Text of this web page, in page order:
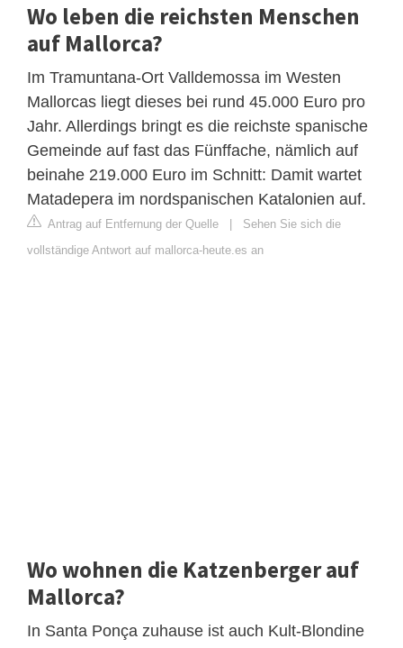
Wo leben die reichsten Menschen
auf Mallorca?
Im Tramuntana-Ort Valldemossa im Westen
Mallorcas liegt dieses bei rund 45.000 Euro pro
Jahr. Allerdings bringt es die reichste spanische
Gemeinde auf fast das Fünffache, nämlich auf
beinahe 219.000 Euro im Schnitt: Damit wartet
Matadepera im nordspanischen Katalonien auf.
Antrag auf Entfernung der Quelle | Sehen Sie sich die
vollständige Antwort auf mallorca-heute.es an
Wo wohnen die Katzenberger auf
Mallorca?
In Santa Ponça zuhause ist auch Kult-Blondine